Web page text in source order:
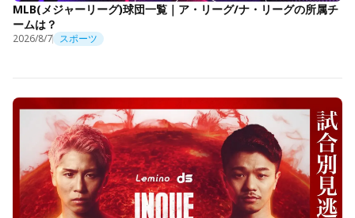
MLB(メジャーリーグ)球団一覧｜ア・リーグ/ナ・リーグの所属チ
ームは？
2026/8/7 スポーツ